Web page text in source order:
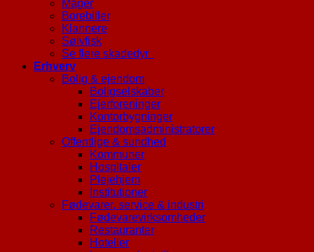
Måger
Borebiller
Klannere
Sølvfisk
Se flere skadedyr
Erhverv
Bolig & ejendom
Boligselskaber
Ejerforeninger
Kontorbygninger
Ejendomsadministratorer
Offentlige & sundhed
Kommuner
Hospitaler
Plejehjem
Institutioner
Fødevarer, service & industri
Fødevarevirksomheder
Restauranter
Hoteller